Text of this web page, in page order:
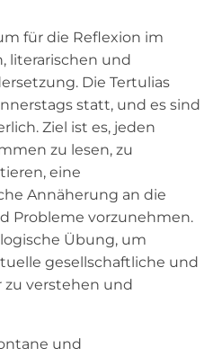
für die Reflexion im
literarischen und
Die Tertulias
statt, und es sind
Ziel ist es, jeden
zu lesen, zu
eine
Annäherung an die
Probleme vorzunehmen.
Übung, um
gesellschaftliche und
zu verstehen und
und